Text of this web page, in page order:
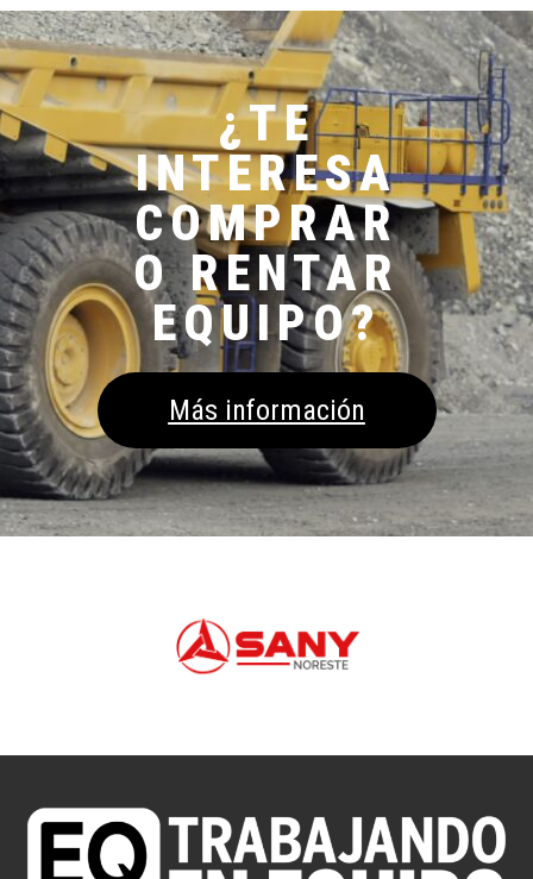
¿TE
INTERESA
COMPRAR
O RENTAR
EQUIPO?
Más información